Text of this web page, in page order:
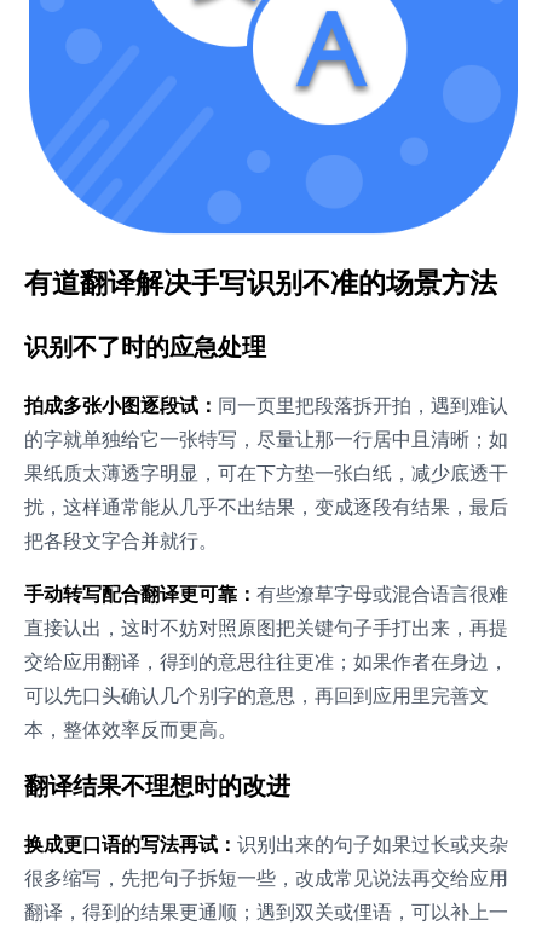
有道翻译解决手写识别不准的场景方法
识别不了时的应急处理
拍成多张小图逐段试： 同一页里把段落拆开拍，遇到难认
的字就单独给它一张特写，尽量让那一行居中且清晰；如
果纸质太薄透字明显，可在下方垫一张白纸，减少底透干
扰，这样通常能从几乎不出结果，变成逐段有结果，最后
把各段文字合并就行。
手动转写配合翻译更可靠： 有些潦草字母或混合语言很难
直接认出，这时不妨对照原图把关键句子手打出来，再提
交给应用翻译，得到的意思往往更准；如果作者在身边，
可以先口头确认几个别字的意思，再回到应用里完善文
本，整体效率反而更高。
翻译结果不理想时的改进
换成更口语的写法再试： 识别出来的句子如果过长或夹杂
很多缩写，先把句子拆短一些，改成常见说法再交给应用
翻译，得到的结果更通顺；遇到双关或俚语，可以补上一